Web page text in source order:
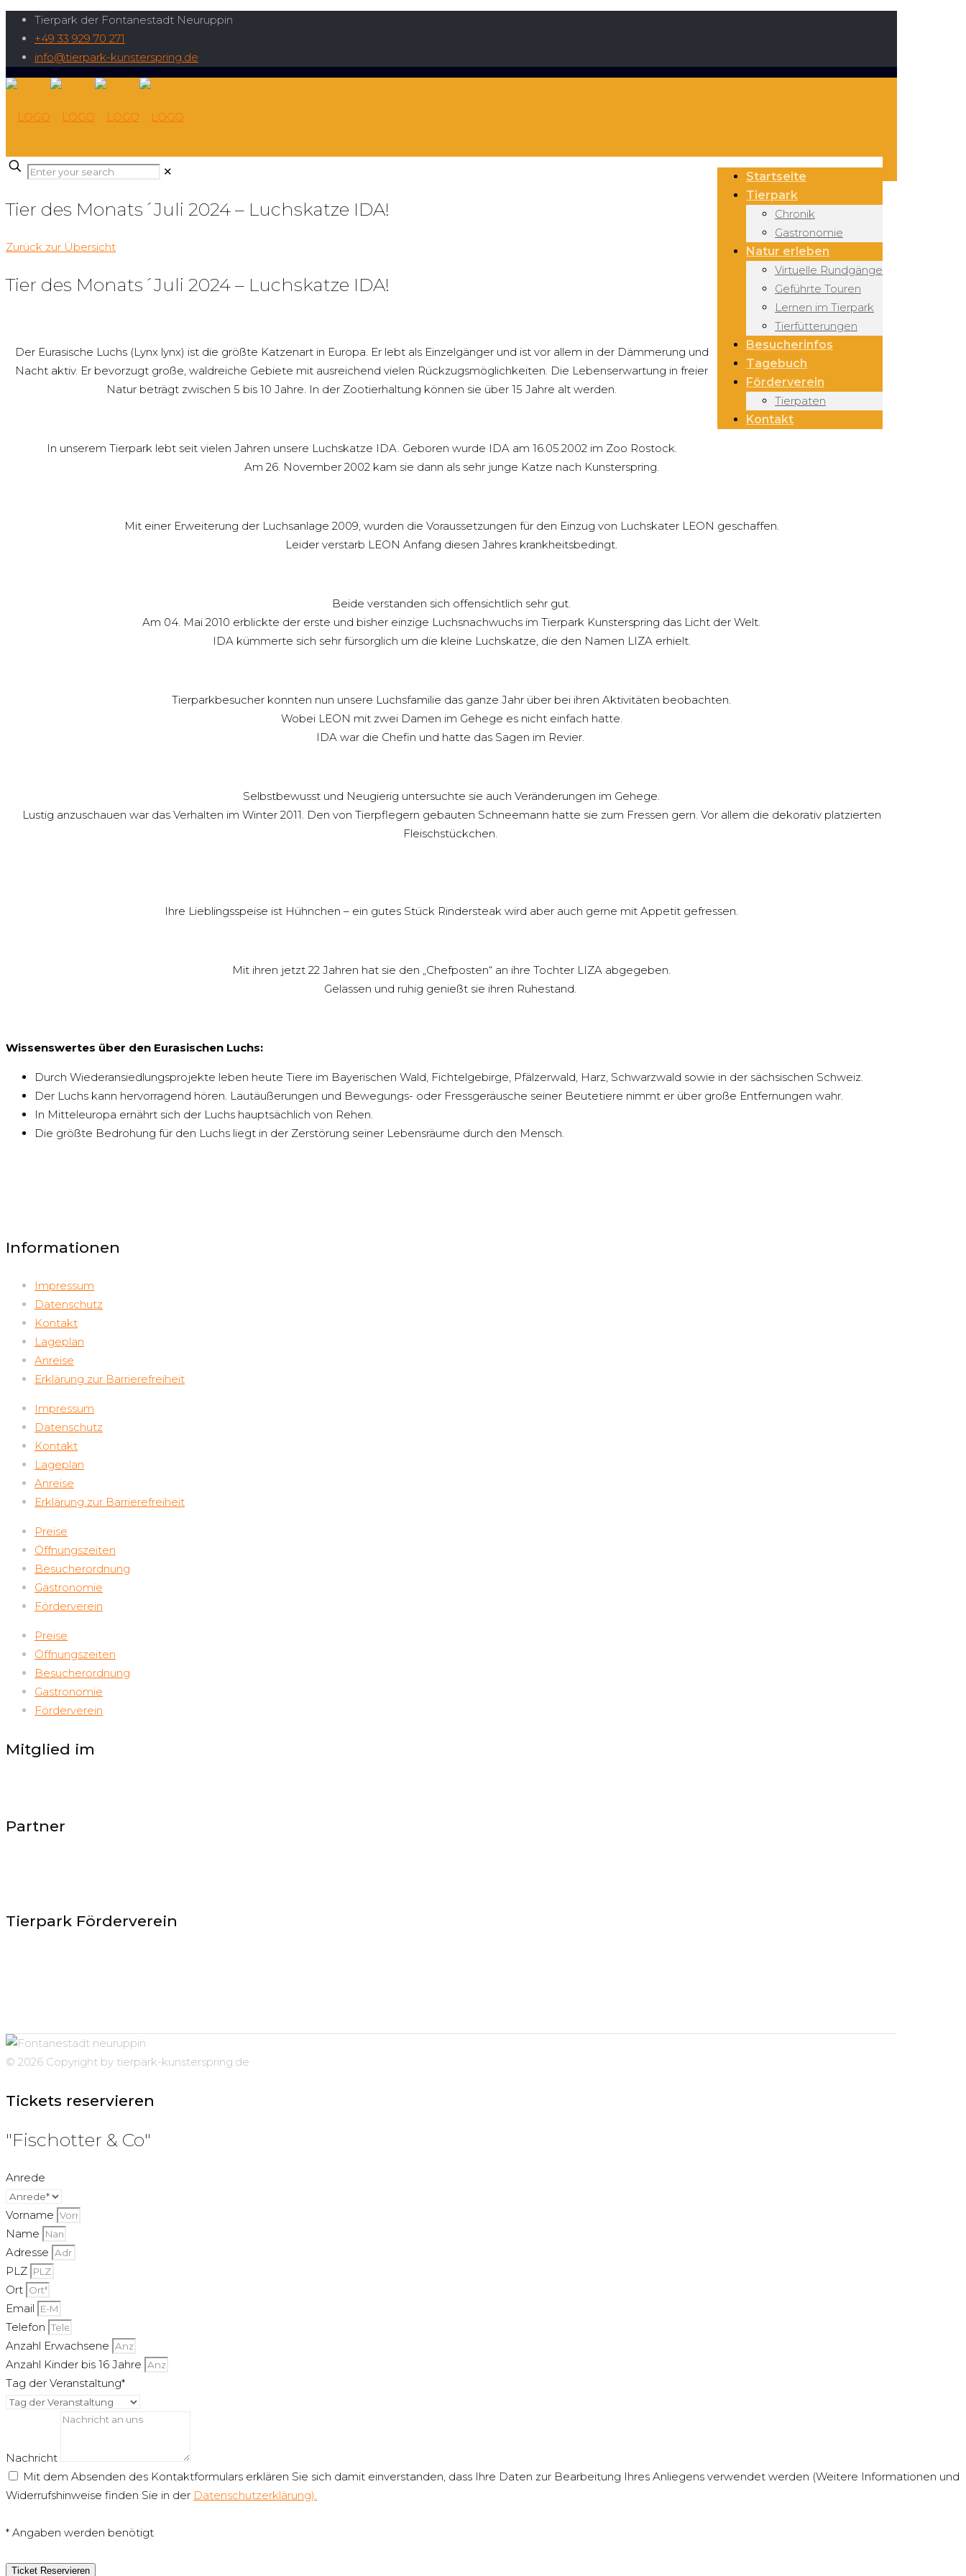
Tierpark der Fontanestadt Neuruppin
+49 33 929 70 271
info@tierpark-kunsterspring.de
Startseite
Tierpark
Chronik
Gastronomie
Natur erleben
Virtuelle Rundgänge
Geführte Touren
Lernen im Tierpark
Tierfütterungen
Besucherinfos
Tagebuch
Förderverein
Tierpaten
Kontakt
✕
Tier des Monats´Juli 2024 – Luchskatze IDA!
Zurück zur Übersicht
Tier des Monats´Juli 2024 – Luchskatze IDA!
Der Eurasische Luchs (Lynx lynx) ist die größte Katzenart in Europa. Er lebt als Einzelgänger und ist vor allem in der Dämmerung und
Nacht aktiv. Er bevorzugt große, waldreiche Gebiete mit ausreichend vielen Rückzugsmöglichkeiten. Die Lebenserwartung in freier
Natur beträgt zwischen 5 bis 10 Jahre. In der Zootierhaltung können sie über 15 Jahre alt werden.
In unserem Tierpark lebt seit vielen Jahren unsere Luchskatze IDA. Geboren wurde IDA am 16.05.2002 im Zoo Rostock.
Am 26. November 2002 kam sie dann als sehr junge Katze nach Kunsterspring.
Mit einer Erweiterung der Luchsanlage 2009, wurden die Voraussetzungen für den Einzug von Luchskater LEON geschaffen.
Leider verstarb LEON Anfang diesen Jahres krankheitsbedingt.
Beide verstanden sich offensichtlich sehr gut.
Am 04. Mai 2010 erblickte der erste und bisher einzige Luchsnachwuchs im Tierpark Kunsterspring das Licht der Welt.
IDA kümmerte sich sehr fürsorglich um die kleine Luchskatze, die den Namen LIZA erhielt.
Tierparkbesucher konnten nun unsere Luchsfamilie das ganze Jahr über bei ihren Aktivitäten beobachten.
Wobei LEON mit zwei Damen im Gehege es nicht einfach hatte.
IDA war die Chefin und hatte das Sagen im Revier.
Selbstbewusst und Neugierig untersuchte sie auch Veränderungen im Gehege.
Lustig anzuschauen war das Verhalten im Winter 2011. Den von Tierpflegern gebauten Schneemann hatte sie zum Fressen gern. Vor allem die dekorativ platzierten
Fleischstückchen.
Ihre Lieblingsspeise ist Hühnchen – ein gutes Stück Rindersteak wird aber auch gerne mit Appetit gefressen.
Mit ihren jetzt 22 Jahren hat sie den „Chefposten“ an ihre Tochter LIZA abgegeben.
Gelassen und ruhig genießt sie ihren Ruhestand.
Wissenswertes über den Eurasischen Luchs:
Durch Wiederansiedlungsprojekte leben heute Tiere im Bayerischen Wald, Fichtelgebirge, Pfälzerwald, Harz, Schwarzwald sowie in der sächsischen Schweiz.
Der Luchs kann hervorragend hören. Lautäußerungen und Bewegungs- oder Fressgeräusche seiner Beutetiere nimmt er über große Entfernungen wahr.
In Mitteleuropa ernährt sich der Luchs hauptsächlich von Rehen.
Die größte Bedrohung für den Luchs liegt in der Zerstörung seiner Lebensräume durch den Mensch.
Informationen
Impressum
Datenschutz
Kontakt
Lageplan
Anreise
Erklärung zur Barrierefreiheit
Impressum
Datenschutz
Kontakt
Lageplan
Anreise
Erklärung zur Barrierefreiheit
Preise
Öffnungszeiten
Besucherordnung
Gastronomie
Förderverein
Preise
Öffnungszeiten
Besucherordnung
Gastronomie
Förderverein
Mitglied im
Partner
Tierpark Förderverein
© 2026 Copyright by tierpark-kunsterspring.de
Tickets reservieren
"Fischotter & Co"
Anrede
Vorname
Name
Adresse
PLZ
Ort
Email
Telefon
Anzahl Erwachsene
Anzahl Kinder bis 16 Jahre
Tag der Veranstaltung*
Nachricht
Mit dem Absenden des Kontaktformulars erklären Sie sich damit einverstanden, dass Ihre Daten zur Bearbeitung Ihres Anliegens verwendet werden (Weitere Informationen und
Widerrufshinweise finden Sie in der Datenschutzerklärung).
* Angaben werden benötigt
Ticket Reservieren